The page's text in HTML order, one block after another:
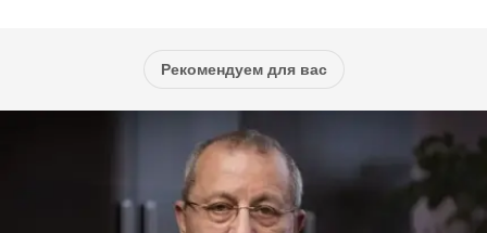
Рекомендуем для вас